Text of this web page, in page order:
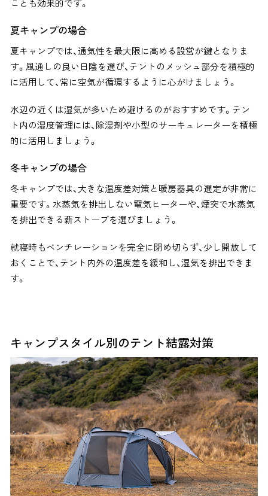
ことも効果的です。
夏キャンプの場合
夏キャンプでは、通気性を最大限に高める設営が鍵となりま
す。風通しの良い日陰を選び、テントのメッシュ部分を積極的
に活用して、常に空気が循環するように心がけましょう。
水辺の近くは湿気が多いため避けるのがおすすめです。テン
ト内の湿度管理には、除湿剤や小型のサーキュレーターを積極
的に活用しましょう。
冬キャンプの場合
冬キャンプでは、 大きな温度差対策と暖房器具の選定が非常に
重要です。水蒸気を排出しない電気ヒーターや、煙突で水蒸気
を排出できる薪ストーブを選びましょう。
就寝時もベンチレーションを完全に閉め切らず、少し開放して
おくことで、テント内外の温度差を緩和し、湿気を排出できま
す。
キャンプスタイル別のテント結露対策